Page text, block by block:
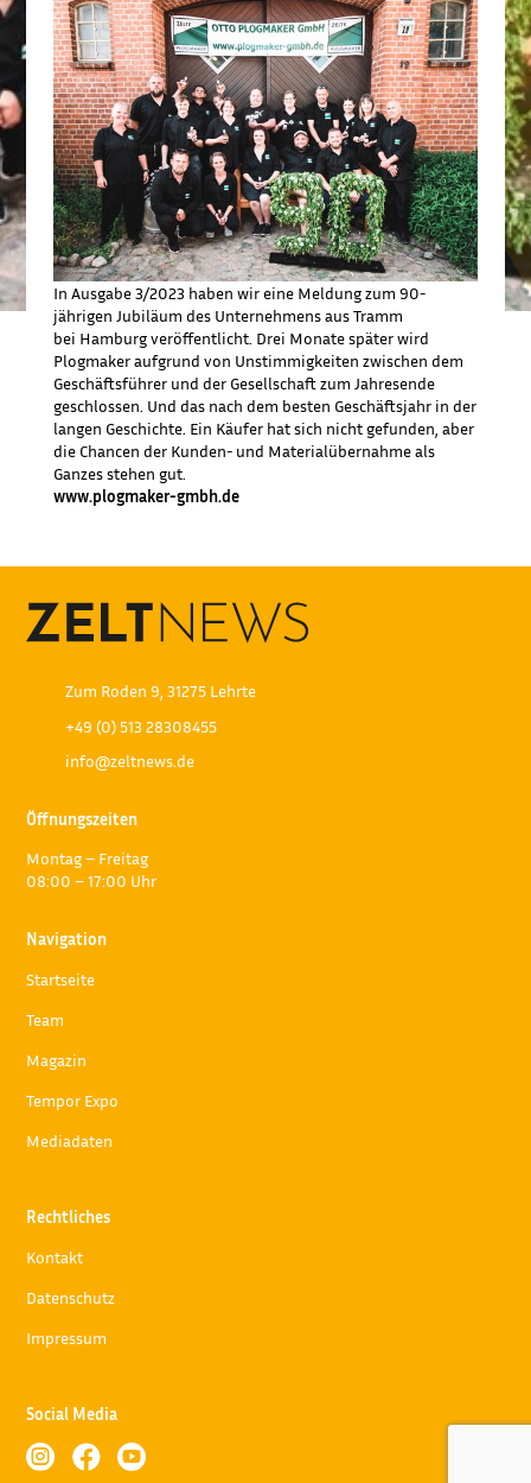
In Ausgabe 3/2023 haben wir eine Meldung zum 90-
jährigen Jubiläum des Unternehmens aus Tramm
bei Hamburg veröffentlicht. Drei Monate später wird
Plogmaker aufgrund von Unstimmigkeiten zwischen dem
Geschäftsführer und der Gesellschaft zum Jahresende
geschlossen. Und das nach dem besten Geschäftsjahr in der
langen Geschichte. Ein Käufer hat sich nicht gefunden, aber
die Chancen der Kunden- und Materialübernahme als
Ganzes stehen gut.
www.plogmaker-gmbh.de
Zum Roden 9, 31275 Lehrte
+49 (0) 513 28308455
info@zeltnews.de
Öffnungszeiten
Montag – Freitag
08:00 – 17:00 Uhr
Navigation
Startseite
Team
Magazin
Tempor Expo
Mediadaten
Rechtliches
Kontakt
Datenschutz
Impressum
Social Media
  